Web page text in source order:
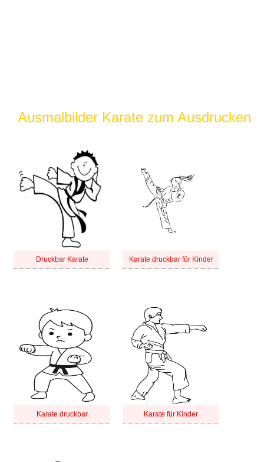
Ausmalbilder Karate zum Ausdrucken
Druckbar Karate Karate druckbar für Kinder
Karate druckbar Karate für Kinder